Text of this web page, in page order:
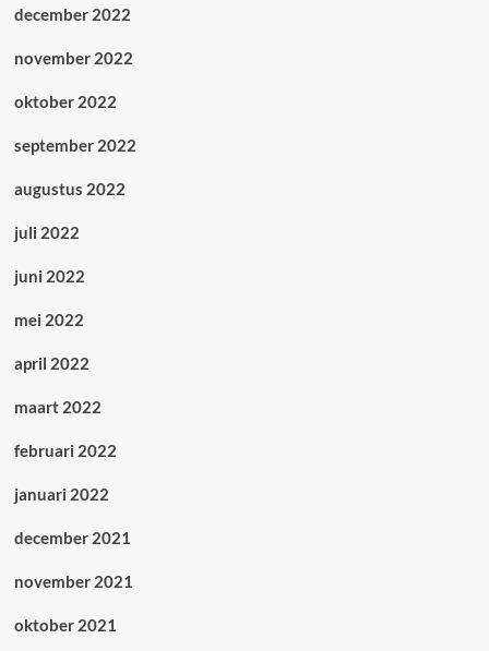
december 2022
november 2022
oktober 2022
september 2022
augustus 2022
juli 2022
juni 2022
mei 2022
april 2022
maart 2022
februari 2022
januari 2022
december 2021
november 2021
oktober 2021